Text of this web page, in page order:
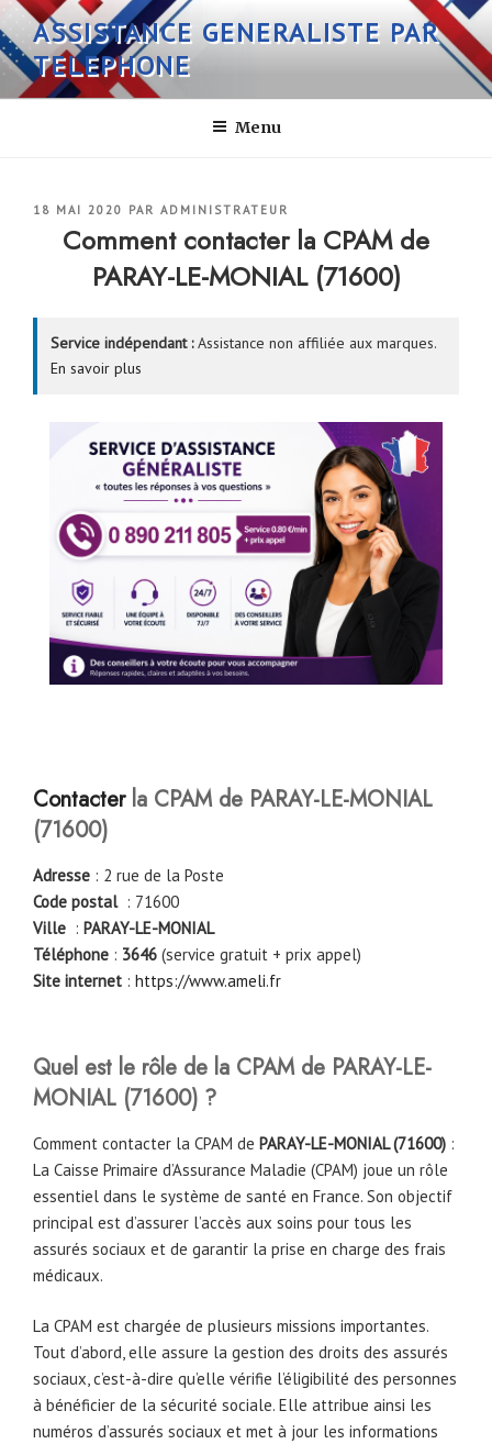
Aller
au
contenu
principal
ASSISTANCE GENERALISTE PAR
TELEPHONE
Menu
PUBLIÉ
18 MAI 2020 PAR ADMINISTRATEUR
Comment contacter la CPAM de
PARAY-LE-MONIAL (71600)
Service indépendant :Assistance non affiliée aux marques.
En savoir plus
Contacterla CPAM de PARAY-LE-MONIAL
(71600)
Adresse : 2 rue de la Poste
Code postal: 71600
Ville : PARAY-LE-MONIAL
Téléphone : 3646 (service gratuit + prix appel)
Site internet : https://www.ameli.fr
Quel est le rôle de la CPAM de PARAY-LE-
MONIAL (71600) ?
Comment contacter la CPAM de PARAY-LE-MONIAL (71600) :
La Caisse Primaire d’Assurance Maladie (CPAM) joue un rôle
essentiel dans le système de santé en France. Son objectif
principal est d’assurer l’accès aux soins pour tous les
assurés sociaux et de garantir la prise en charge des frais
médicaux.
La CPAM est chargée de plusieurs missions importantes.
Tout d’abord, elle assure la gestion des droits des assurés
sociaux, c’est-à-dire qu’elle vérifie l’éligibilité des personnes
à bénéficier de la sécurité sociale. Elle attribue ainsi les
numéros d’assurés sociaux et met à jour les informations